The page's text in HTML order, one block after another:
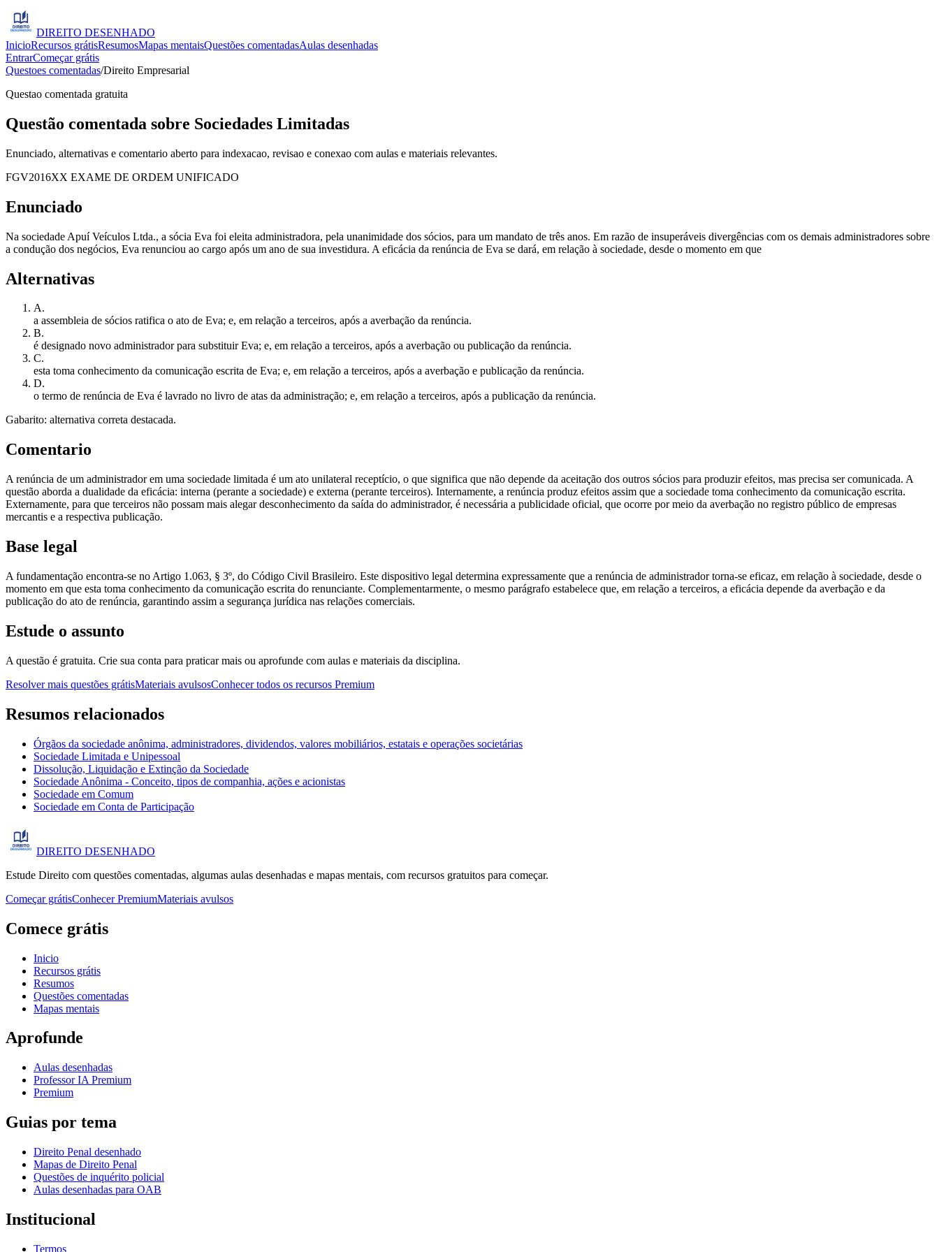
DIREITO DESENHADO
InicioRecursos grátisResumosMapas mentaisQuestões comentadasAulas desenhadas
EntrarComeçar grátis
Questoes comentadas/Direito Empresarial
Questao comentada gratuita
Questão comentada sobre Sociedades Limitadas
Enunciado, alternativas e comentario aberto para indexacao, revisao e conexao com aulas e materiais relevantes.
FGV2016XX EXAME DE ORDEM UNIFICADO
Enunciado
Na sociedade Apuí Veículos Ltda., a sócia Eva foi eleita administradora, pela unanimidade dos sócios, para um mandato de três anos. Em razão de insuperáveis divergências com os demais administradores sobre
a condução dos negócios, Eva renunciou ao cargo após um ano de sua investidura. A eficácia da renúncia de Eva se dará, em relação à sociedade, desde o momento em que
Alternativas
A.
a assembleia de sócios ratifica o ato de Eva; e, em relação a terceiros, após a averbação da renúncia.
B.
é designado novo administrador para substituir Eva; e, em relação a terceiros, após a averbação ou publicação da renúncia.
C.
esta toma conhecimento da comunicação escrita de Eva; e, em relação a terceiros, após a averbação e publicação da renúncia.
D.
o termo de renúncia de Eva é lavrado no livro de atas da administração; e, em relação a terceiros, após a publicação da renúncia.
Gabarito: alternativa correta destacada.
Comentario
A renúncia de um administrador em uma sociedade limitada é um ato unilateral receptício, o que significa que não depende da aceitação dos outros sócios para produzir efeitos, mas precisa ser comunicada. A
questão aborda a dualidade da eficácia: interna (perante a sociedade) e externa (perante terceiros). Internamente, a renúncia produz efeitos assim que a sociedade toma conhecimento da comunicação escrita.
Externamente, para que terceiros não possam mais alegar desconhecimento da saída do administrador, é necessária a publicidade oficial, que ocorre por meio da averbação no registro público de empresas
mercantis e a respectiva publicação.
Base legal
A fundamentação encontra-se no Artigo 1.063, § 3º, do Código Civil Brasileiro. Este dispositivo legal determina expressamente que a renúncia de administrador torna-se eficaz, em relação à sociedade, desde o
momento em que esta toma conhecimento da comunicação escrita do renunciante. Complementarmente, o mesmo parágrafo estabelece que, em relação a terceiros, a eficácia depende da averbação e da
publicação do ato de renúncia, garantindo assim a segurança jurídica nas relações comerciais.
Estude o assunto
A questão é gratuita. Crie sua conta para praticar mais ou aprofunde com aulas e materiais da disciplina.
Resolver mais questões grátisMateriais avulsosConhecer todos os recursos Premium
Resumos relacionados
Órgãos da sociedade anônima, administradores, dividendos, valores mobiliários, estatais e operações societárias
Sociedade Limitada e Unipessoal
Dissolução, Liquidação e Extinção da Sociedade
Sociedade Anônima - Conceito, tipos de companhia, ações e acionistas
Sociedade em Comum
Sociedade em Conta de Participação
DIREITO DESENHADO
Estude Direito com questões comentadas, algumas aulas desenhadas e mapas mentais, com recursos gratuitos para começar.
Começar grátisConhecer PremiumMateriais avulsos
Comece grátis
Inicio
Recursos grátis
Resumos
Questões comentadas
Mapas mentais
Aprofunde
Aulas desenhadas
Professor IA Premium
Premium
Guias por tema
Direito Penal desenhado
Mapas de Direito Penal
Questões de inquérito policial
Aulas desenhadas para OAB
Institucional
Termos